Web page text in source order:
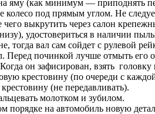
яму (как минимум — приподнять
колесо под прямым углом. Не
чего выкрутить через салон
удостовериться в наличии
тогда вал сам сойдет с рулевой
Перед починкой лучше отмыть его
он зафисирован, взять
крестовину (по очереди с
(не передавливать).
молотком и зубилом.
порядке на автомобиль новую